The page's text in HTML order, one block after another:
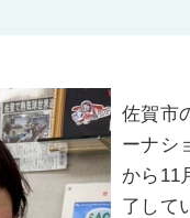
佐賀市
ーナシ
から11
了して